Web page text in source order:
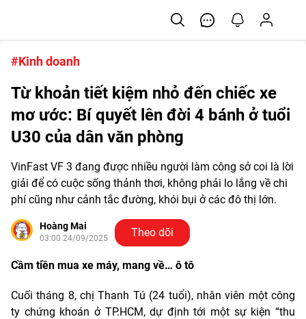
#Kinh doanh
Từ khoản tiết kiệm nhỏ đến chiếc xe
mơ ước: Bí quyết lên đời 4 bánh ở tuổi
U30 của dân văn phòng
VinFast VF 3 đang được nhiều người làm công sở coi là lời
giải để có cuộc sống thảnh thơi, không phải lo lắng về chi
phí cũng như cảnh tắc đường, khói bụi ở các đô thị lớn.
Hoàng Mai
03:00 24/09/2025 Theo dõi
Cầm tiền mua xe máy, mang về… ô tô
Cuối tháng 8, chị Thanh Tú (24 tuổi), nhân viên một công
ty chứng khoán ở TP.HCM, dự định tới một sự kiện “thu